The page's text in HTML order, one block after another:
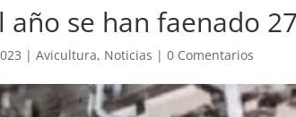
año se han faenado
|Avicultura, Noticias |0 Comentarios